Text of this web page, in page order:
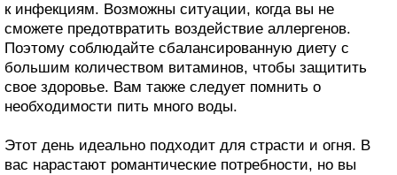
к инфекциям. Возможны ситуации, когда вы не
сможете предотвратить воздействие аллергенов.
Поэтому соблюдайте сбалансированную диету с
большим количеством витаминов, чтобы защитить
свое здоровье. Вам также следует помнить о
необходимости пить много воды.
Этот день идеально подходит для страсти и огня. В
вас нарастают романтические потребности, но вы